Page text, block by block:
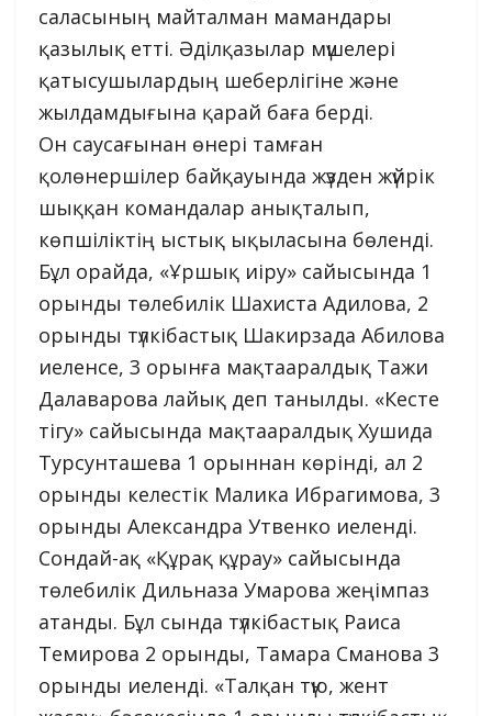
саласының майталман мамандары
қазылық етті. Әділқазылар мүшелері
қатысушылардың шеберлігіне және
жылдамдығына қарай баға берді.
Он саусағынан өнері тамған
қолөнершілер байқауында жүзден жүйрік
шыққан командалар анықталып,
көпшіліктің ыстық ықыласына бөленді.
Бұл орайда, «Ұршық иіру» сайысында 1
орынды төлебилік Шахиста Адилова, 2
орынды түлкібастық Шакирзада Абилова
иеленсе, 3 орынға мақтааралдық Тажи
Далаварова лайық деп танылды. «Кесте
тігу» сайысында мақтааралдық Хушида
Турсунташева 1 орыннан көрінді, ал 2
орынды келестік Малика Ибрагимова, 3
орынды Александра Утвенко иеленді.
Сондай-ақ «Құрақ құрау» сайысында
төлебилік Дильназа Умарова жеңімпаз
атанды. Бұл сында түлкібастық Раиса
Темирова 2 орынды, Тамара Сманова 3
орынды иеленді. «Талқан түю, жент